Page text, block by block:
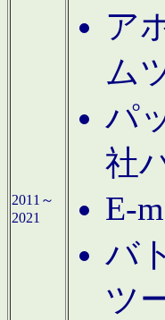
2011～
2021
ア
ム
パ
社
E-
バ
ツ